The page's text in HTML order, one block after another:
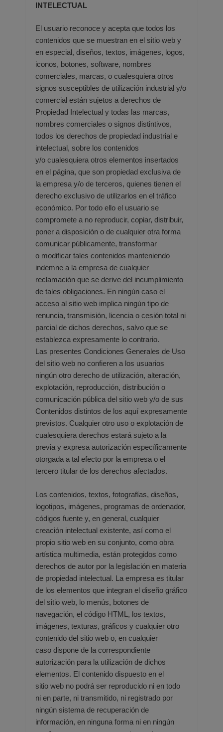
INTELECTUAL
El usuario reconoce y acepta que todos los
contenidos que se muestran en el sitio web y
en especial, diseños, textos, imágenes, logos,
iconos, botones, software, nombres
comerciales, marcas, o cualesquiera otros
signos susceptibles de utilización industrial y/o
comercial están sujetos a derechos de
Propiedad Intelectual y todas las marcas,
nombres comerciales o signos distintivos,
todos los derechos de propiedad industrial e
intelectual, sobre los contenidos
y/o cualesquiera otros elementos insertados
en el página, que son propiedad exclusiva de
la empresa y/o de terceros, quienes tienen el
derecho exclusivo de utilizarlos en el tráfico
económico. Por todo ello el usuario se
compromete a no reproducir, copiar, distribuir,
poner a disposición o de cualquier otra forma
comunicar públicamente, transformar
o modificar tales contenidos manteniendo
indemne a la empresa de cualquier
reclamación que se derive del incumplimiento
de tales obligaciones. En ningún caso el
acceso al sitio web implica ningún tipo de
renuncia, transmisión, licencia o cesión total ni
parcial de dichos derechos, salvo que se
establezca expresamente lo contrario.
Las presentes Condiciones Generales de Uso
del sitio web no confieren a los usuarios
ningún otro derecho de utilización, alteración,
explotación, reproducción, distribución o
comunicación pública del sitio web y/o de sus
Contenidos distintos de los aquí expresamente
previstos. Cualquier otro uso o explotación de
cualesquiera derechos estará sujeto a la
previay expresa autorización específicamente
otorgada a tal efecto por la empresa o el
tercero titular de los derechos afectados.
Los contenidos, textos, fotografías, diseños,
logotipos, imágenes, programas de ordenador,
códigos fuente y, en general, cualquier
creación intelectual existente, así como el
propio sitio web en su conjunto, como obra
artística multimedia, están protegidos como
derechos de autor por la legislación en materia
de propiedad intelectual. La empresa es titular
de los elementos que integran el diseño gráfico
del sitio web, lo menús, botones de
navegación, el código HTML, los textos,
imágenes, texturas, gráficos y cualquier otro
contenido del sitio web o, en cualquier
caso dispone de la correspondiente
autorización para la utilización de dichos
elementos. El contenido dispuesto en el
sitio web no podrá ser reproducido ni en todo
ni en parte, ni transmitido, ni registrado por
ningún sistema de recuperación de
información, en ninguna forma ni en ningún